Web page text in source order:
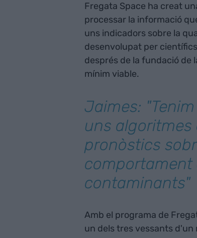
Fregata Space ha creat
processar la informació
uns indicadors sobre la
desenvolupat per
després de la fundació de
mínim viable.
Jaimes:
uns
pronòstics
comportament
contaminants"
Amb el programa de
un dels tres vessants